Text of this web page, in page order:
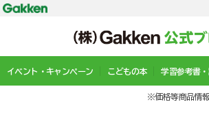
イベント・キャンペーン こどもの本 学習参考書
※価格等商品情